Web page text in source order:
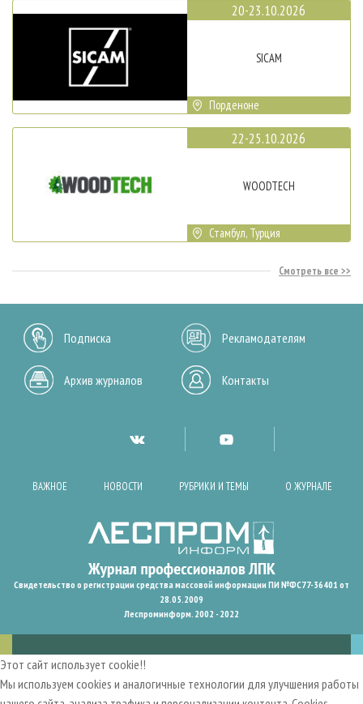
20-23.10.2026
SICAM
Порденоне
22-25.10.2026
WOODTECH
Стамбул, Турция
Смотреть все
Подписка Рекламодателям
Архив журналов Контакты
ВАЖНОЕ НОВОСТИ РУБРИКИ И ТЕМЫ О ЖУРНАЛЕ
Свидетельство о регистрации средства массовой информации ПИ №ФС77-36401 от
28.05.2009
Леспроминформ. 2002 - 2022
Этот сайт использует cookie!!
Мы используем cookies и аналогичные технологии для улучшения работы